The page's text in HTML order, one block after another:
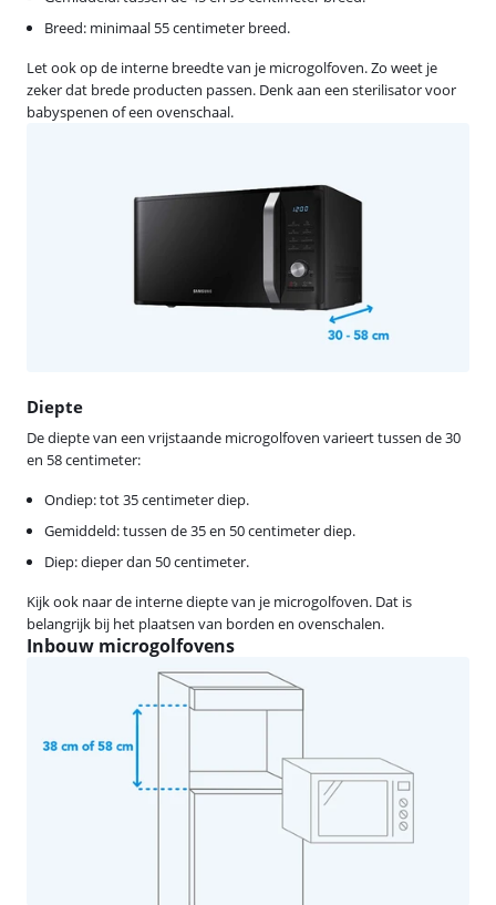
Breed: minimaal 55 centimeter breed.
Let ook op de interne breedte van je microgolfoven. Zo weet je
zeker dat brede producten passen. Denk aan een sterilisator voor
babyspenen of een ovenschaal.
Diepte
De diepte van een vrijstaande microgolfoven varieert tussen de 30
en 58 centimeter:
Ondiep: tot 35 centimeter diep.
Gemiddeld: tussen de 35 en 50 centimeter diep.
Diep: dieper dan 50 centimeter.
Kijk ook naar de interne diepte van je microgolfoven. Dat is
belangrijk bij het plaatsen van borden en ovenschalen.
Inbouw microgolfovens